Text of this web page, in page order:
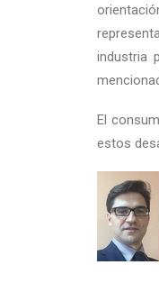
industria
El
estos